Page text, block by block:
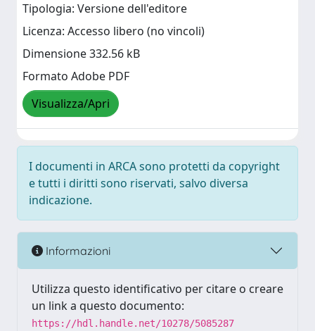
Tipologia: Versione dell'editore
Licenza: Accesso libero (no vincoli)
Dimensione 332.56 kB
Formato Adobe PDF
Visualizza/Apri
I documenti in ARCA sono protetti da copyright
e tutti i diritti sono riservati, salvo diversa
indicazione.
Informazioni
Utilizza questo identificativo per citare o creare
un link a questo documento:
https://hdl.handle.net/10278/5085287